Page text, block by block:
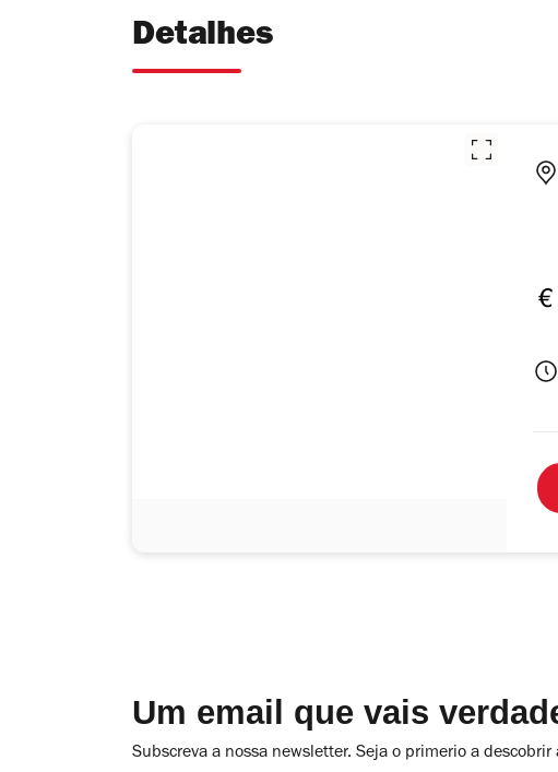
Detalhes
Um email que vais
Subscreva a nossa newsletter. Seja o primerio a